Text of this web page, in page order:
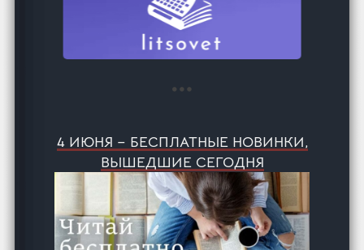
4 ИЮНЯ – БЕСПЛАТНЫЕ НОВИНКИ,
ВЫШЕДШИЕ СЕГОДНЯ